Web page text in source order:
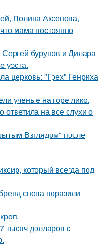
Полина Аксенова,
мама постоянно
бурунов и Дилара
уэста.
церковь: "Грех" Генриха
ученые на горе лико.
ответила на все слухи о
Взглядом" после
который всегда под
снова поразили
тысяч долларов с